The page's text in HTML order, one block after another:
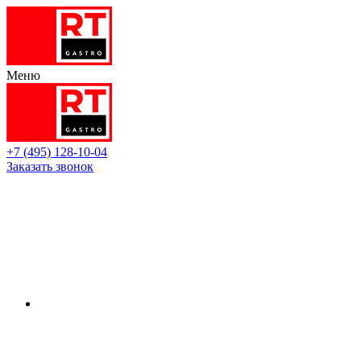
Меню
+7 (495) 128-10-04
Заказать звонок